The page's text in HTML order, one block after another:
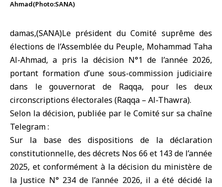
Ahmad(Photo:SANA)
damas,(SANA)Le président duComité suprême des
élections de l’Assemblée du Peuple, Mohammad Taha
Al-Ahmad, a pris la décision N°1 de l’année 2026,
portant formation d’une sous-commission judiciaire
dans le gouvernorat de Raqqa, pour les deux
circonscriptions électorales (Raqqa – Al-Thawra).
Selon la décision, publiée par le Comité sur sa chaîne
Telegram :
Sur la base des dispositions de la déclaration
constitutionnelle, des décrets Nos 66 et 143 de l’année
2025, et conformément à la décision du ministère de
la Justice N° 234 de l’année 2026, il a été décidé la